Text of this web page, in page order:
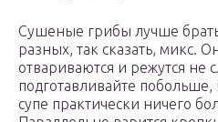
Сушеные грибы лучше
разных, так сказать, микс.
отвариваются и режутся не
подготавливайте
супе практически ничего